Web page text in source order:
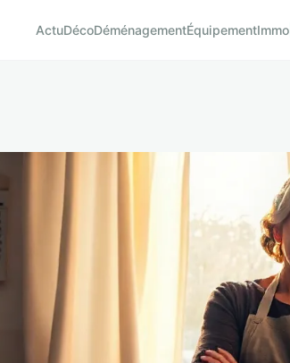
ActuDécoDéménagementÉquipementImmo